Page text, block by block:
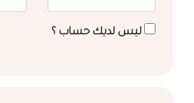
ليس لديك حساب ؟